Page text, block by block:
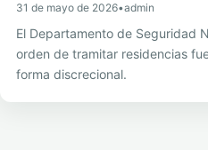
31 de mayo de 2026•admin
El Departamento de Seguridad
orden de tramitar residencias
forma discrecional.